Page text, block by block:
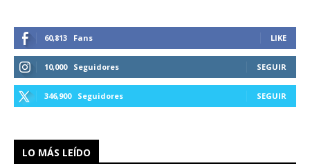
60,813 Fans LIKE
10,000 Seguidores SEGUIR
346,900 Seguidores SEGUIR
LO MÁS LEÍDO